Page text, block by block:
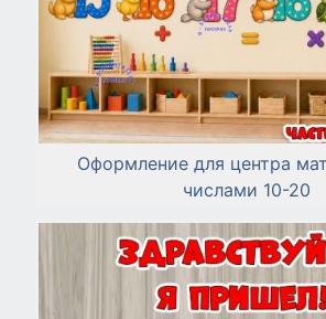
Оформление для центра
числами 10-20